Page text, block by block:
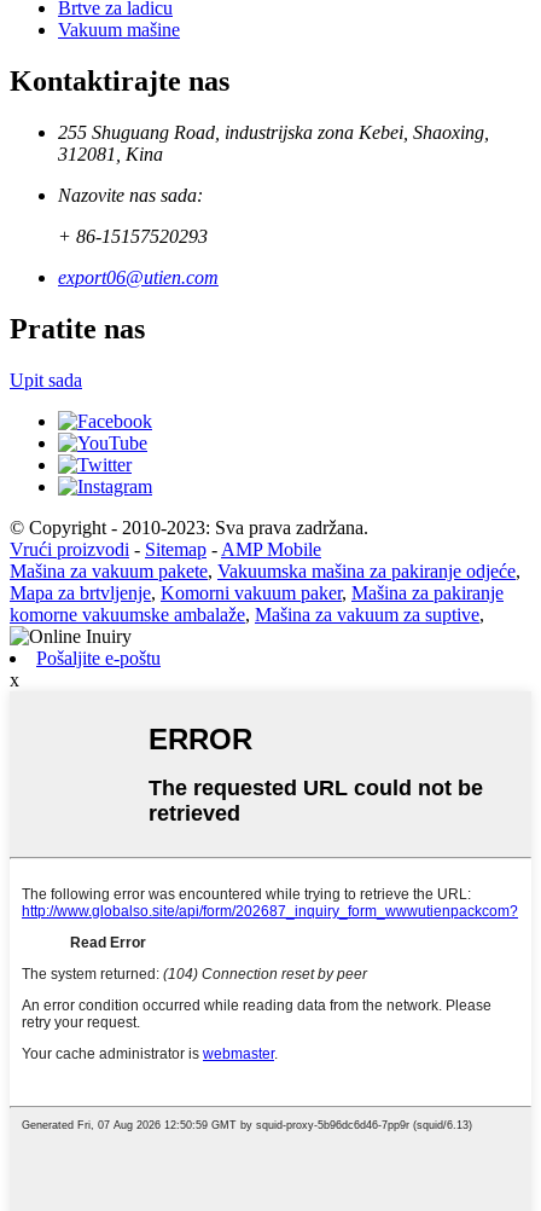
Brtve za ladicu
Vakuum mašine
Kontaktirajte nas
255 Shuguang Road, industrijska zona Kebei, Shaoxing,
312081, Kina
Nazovite nas sada:
+ 86-15157520293
export06@utien.com
Pratite nas
Upit sada
© Copyright - 2010-2023: Sva prava zadržana.
Vrući proizvodi - Sitemap - AMP Mobile
Mašina za vakuum pakete, Vakuumska mašina za pakiranje odjeće,
Mapa za brtvljenje, Komorni vakuum paker, Mašina za pakiranje
komorne vakuumske ambalaže, Mašina za vakuum za suptive,
Pošaljite e-poštu
x